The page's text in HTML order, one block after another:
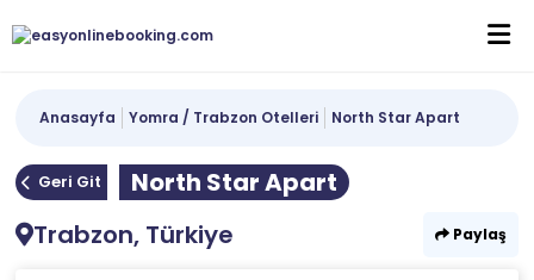
Anasayfa Yomra / Trabzon Otelleri North Star Apart
Geri Git
North Star Apart
Trabzon, Türkiye
Paylaş